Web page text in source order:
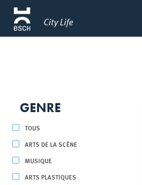
City Life
GENRE
TOUS
ARTS DE LA SCÈNE
MUSIQUE
ARTS PLASTIQUES